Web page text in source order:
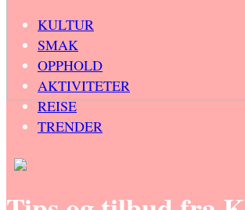
KULTUR
SMAK
OPPHOLD
AKTIVITETER
REISE
TRENDER